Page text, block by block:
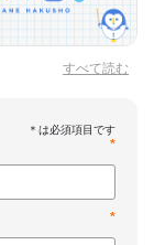
すべて読む
まらず、活用状
*
*